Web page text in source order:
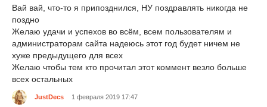
Вай вай, что-то я припозднился, НУ поздравлять никогда не
поздно
Желаю удачи и успехов во всём, всем пользователям и
администраторам сайта надеюсь этот год будет ничем не
хуже предыдущего для всех
Желаю чтобы тем кто прочитал этот коммент везло больше
всех остальных
JustDecs 1 февраля 2019 17:47